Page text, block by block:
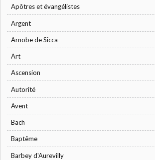
Apôtres et évangélistes
Argent
Arnobe de Sicca
Art
Ascension
Autorité
Avent
Bach
Baptême
Barbey d'Aurevilly